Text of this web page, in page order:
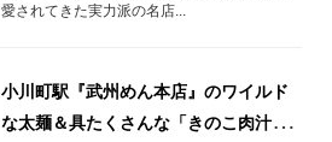
愛されてきた実力派の名店...
小川町駅『武州めん本店』のワイルド
な太麺＆具たくさんな「きのこ肉汁う